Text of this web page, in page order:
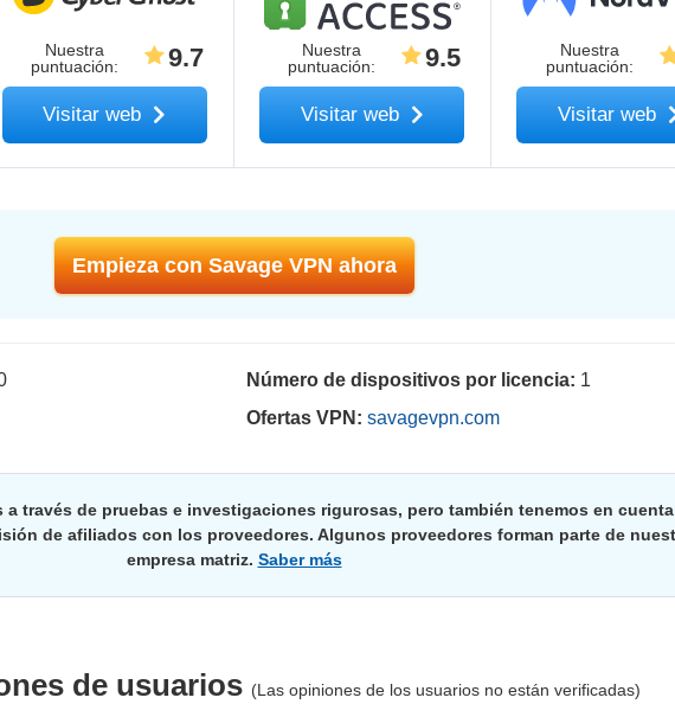
Nuestra
puntuación: 9.7
Visitar web
Nuestra
puntuación: 9.5
Visitar web
Nuestra
puntuación:
Visitar web
Empieza con Savage VPN ahora
Número de dispositivos por licencia: 1
Ofertas VPN: savagevpn.com
a través de pruebas e investigaciones rigurosas, pero también tenemos en
de afiliados con los proveedores. Algunos proveedores forman parte de
empresa matriz. Saber más
de usuarios (Las opiniones de los usuarios no están verificadas)